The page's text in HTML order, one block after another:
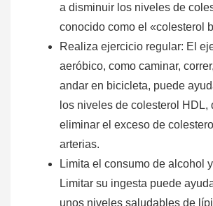
a disminuir los niveles de
conocido como el «colesterol
Realiza ejercicio regular: El
aeróbico, como caminar,
andar en bicicleta, puede
los niveles de colesterol HDL,
eliminar el exceso de
arterias.
Limita el consumo de alcohol
Limitar su ingesta puede
unos niveles saludables de